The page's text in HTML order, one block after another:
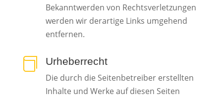
Bekanntwerden von Rechtsverletzungen
werden wir derartige Links umgehend
entfernen.
 Urheberrecht
Die durch die Seitenbetreiber erstellten
Inhalte und Werke auf diesen Seiten